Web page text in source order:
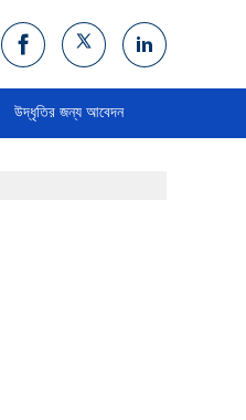
উদ্ধৃতির জন্য আবেদন